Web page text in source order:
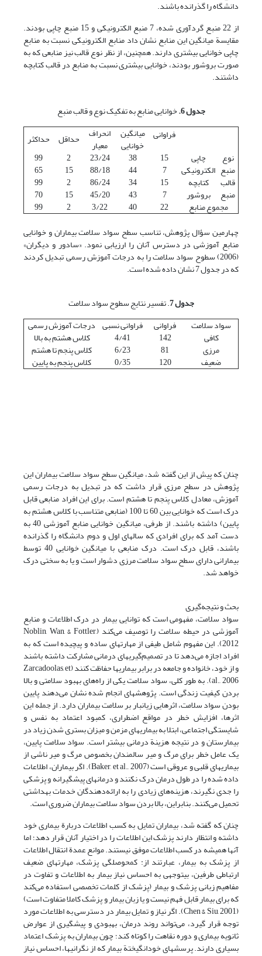
دانشگاه را گذرانده باشند.
از 22 منبع گردآوری شده، 7 منبع الکترونیکی و 15 منبع چاپی بودند.
مقایسة میانگین این منابع نشان داد منابع الکترونیکی نسبت به منابع
چاپی خوانایی بیشتری دارند. همچنین، از نظر نوع قالب نیز منابعی که به
صورت بروشور بودند، خوانایی بیشتری نسبت به منابع در قالب کتابچه
داشتند.
جدول 6. خوانایی منابع به تفکیک نوع و قالب منبع
فراوانی میانگین
خوانایی
انحراف
معیار حداقل حداکثر
نوع
منبع
چاپی 15
38
23/24
2
99
الکترونیکی 7
44
88/18
15
65
قالب
منبع
کتابچه 15
34
86/24
2
99
بروشور 7
43
45/20
15
70
مجموع منابع 22
40
3/22
2
99
چهارمین سؤال پژوهش، تناسب سطح سواد سلامت بیماران و خوانایی
منابع آموزشی در دسترس آنان را ارزیابی نمود. «سادور و دیگران»
(2006) سطوح سواد سلامت را به درجات آموزش رسمی تبدیل کردند
که در جدول 7 نشان داده شده است.
جدول 7 . تفسیر نتایج سطوح سواد سلامت
سواد سلامت
فراوانی فراوانی نسبی درجات آموزش رسمی
کافی 142
4/41 کلاس هشتم به بالا
مرزی 81
6/23 کلاس پنجم تا هشتم
ضعیف 120
0/35 کلاس پنجم به پایین
چنان که پیش از این گفته شد، میانگین سطح سواد سلامت بیماران این
پژوهش در سطح مرزی قرار داشت که در تبدیل به درجات رسمی
آموزش، معادل کلاس پنجم تا هشتم است. برای این افراد منابعی قابل
درک است که خوانایی بین 60 تا 100 (منابعی متناسب با کلاس هشتم به
پایین) داشته باشند. از طرفی، میانگین خوانایی منابع آموزشی 40 به
دست آمد که برای افرادی که سالهای اول و دوم دانشگاه را گذرانده
باشند، قابل درک است. درک منابعی با میانگین خوانایی 40 توسط
بیمارانی دارای سطح سواد سلامت مرزی دشوار است و یا به سختی درک
خواهد شد.
بحث و نتیجه‌گیری
سواد سلامت، مفهومی است که توانایی بیمار در درک اطلاعات و منابع
آموزشی در حیطه سلامت را توصیف می‌کند (Noblin, Wan, & Fottler,
2012). این مفهوم شامل طیفی از مهارتهای ساده و پیچیده است که به
افراد اجازه می‌دهد تا در تصمیم‌گیریهای درمانی مشارکت داشته باشند
و از خود، خانواده و جامعه در برابر بیماریها حفاظت کنند (Zarcadoolas, et
al., 2006). به طور کلی، سواد سلامت یکی از راه‌های بهبود سلامتی و بالا
بردن کیفیت زندگی است. پژوهشهای انجام شده نشان می‌دهند پایین
بودن سواد سلامت، اثرهایی زیانبار بر سلامت بیماران دارد. از جمله این
اثرها، افزایش خطر در مواقع اضطراری، کمبود اعتماد به نفس و
شایستگی اجتماعی، ابتلا به بیماریهای مزمن و میزان بستری شدن زیاد در
بیمارستان و در نتیجه هزینة درمانی بیشتر است. سواد سلامت پایین،
یک عامل خطر برای مرگ و میر سالمندان بخصوص مرگ و میر ناشی از
بیماریهای قلبی و عروقی است (Baker, et al., 2007). اگر بیماران، اطلاعات
داده شده را در طول درمان درک نکنند و درمانهای پیشگیرانه و پزشکی
را جدی نگیرند، هزینه‌های زیادی را به ارائه‌دهندگان خدمات بهداشتی
تحمیل می‌کنند. بنابراین، بالا بردن سواد سلامت بیماران ضروری است.
چنان که گفته شد، بیماران تمایل به کسب اطلاعات دربارة بیماری خود
داشته و انتظار دارند پزشک این اطلاعات را در اختیار آنان قرار دهد؛ اما
آنها همیشه در کسب اطلاعات موفق نیستند. موانع عمدة انتقال اطلاعات
از پزشک به بیمار، عبارتند از: کم‏حوصلگی پزشک، مهارتهای ضعیف
ارتباطی طرفین، بی‏توجهی به احساس نیاز بیمار به اطلاعات و تفاوت در
مفاهیم زبانی پزشک و بیمار (پزشک از کلمات تخصصی استفاده می‌کند
که برای بیمار قابل فهم نیست و یا زبان بیمار و پزشک کاملا متفاوت است)
(Chen & Siu, 2001). اگر نیاز و تمایل بیمار در دسترسی به اطلاعات مورد
توجه قرار گیرد، می‌تواند روند درمان، بهبودی و پیشگیری از عوارض
ثانویه بیماری و دوره نقاهت را کوتاه کند؛ چون بیماران به پزشک اعتماد
بسیاری دارند. پرسشهای خودانگیختة بیمار که از نگرانیها، احساس نیاز